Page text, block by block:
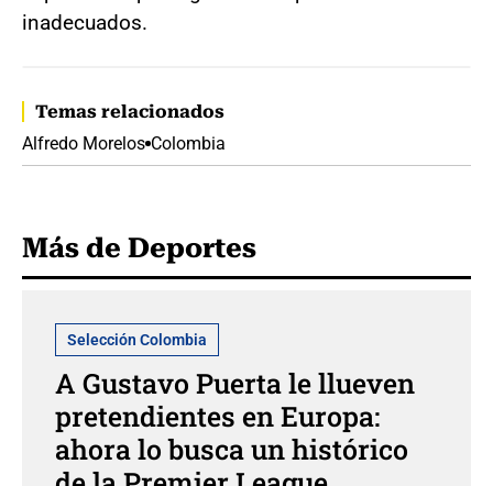
inadecuados.
Temas relacionados
Alfredo Morelos Colombia
Más de Deportes
Selección Colombia
A Gustavo Puerta le llueven
pretendientes en Europa:
ahora lo busca un histórico